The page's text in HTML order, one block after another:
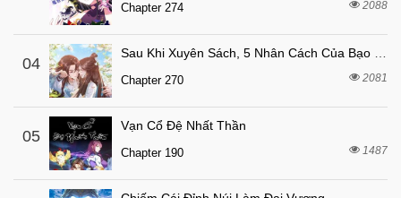
Chapter 95
Chapter 94 3 tháng trước
Chapter 93 3 tháng trước
Chapter 92
Chapter 91 3 tháng trước
Chapter 90
Chapter 89 3 tháng trước
Chapter 274 2088
04
Chapter 270 2081
05
Vạn Cổ Đệ Nhất Thần
Chapter 190 1487